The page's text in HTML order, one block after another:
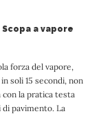
Scopa a vapore
forza del vapore,
soli 15 secondi, non
la pratica testa
pavimento. La